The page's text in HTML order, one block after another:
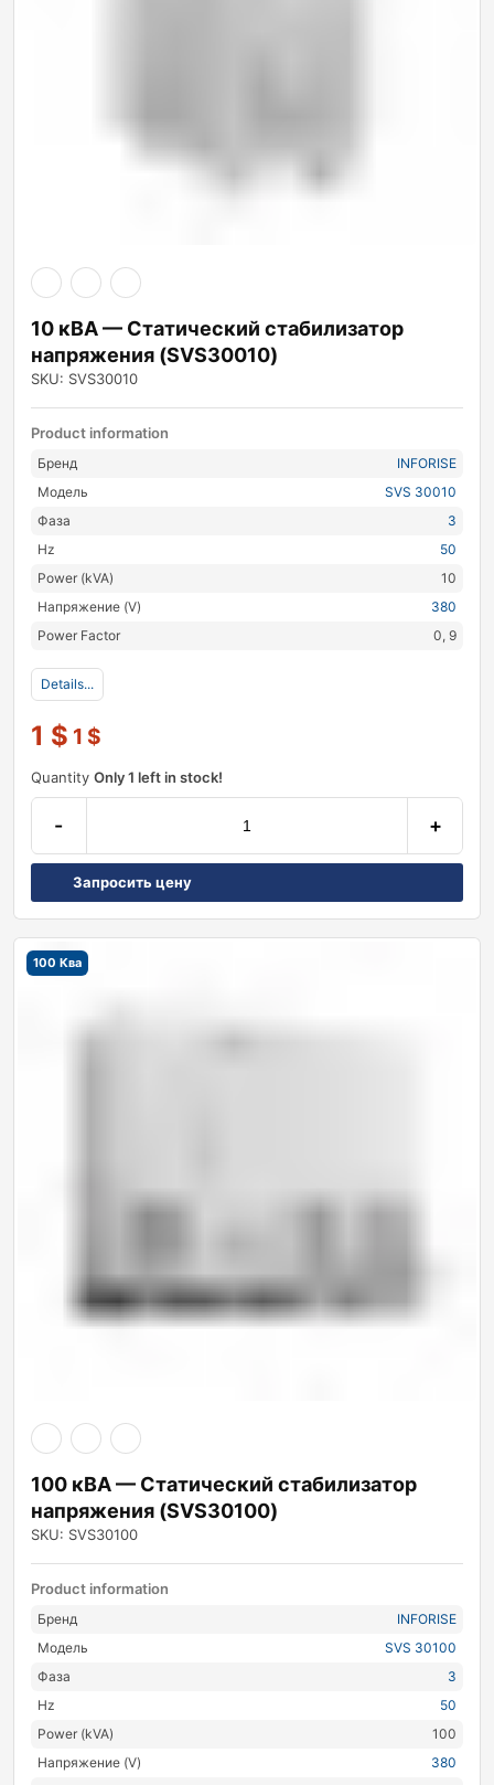
10 кВА — Статический стабилизатор
напряжения (SVS30010)
SKU: SVS30010
Product information
Бренд
INFORISE
Модель
SVS 30010
Фаза
3
Hz
50
Power (kVA)
10
Напряжение (V)
380
Power Factor
0, 9
Details...
1 $ 1 $
Quantity Only 1 left in stock!
- +
Запросить цену
100 Ква
100 кВА — Статический стабилизатор
напряжения (SVS30100)
SKU: SVS30100
Product information
Бренд
INFORISE
Модель
SVS 30100
Фаза
3
Hz
50
Power (kVA)
100
Напряжение (V)
380